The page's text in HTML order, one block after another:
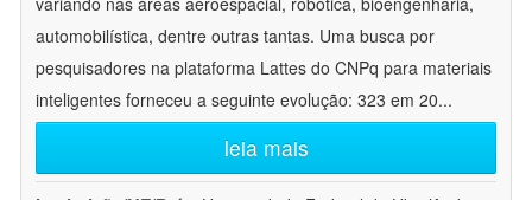
automobilística, dentre outras tantas. Uma busca por
pesquisadores na plataforma Lattes do CNPq para materiais
inteligentes forneceu a seguinte evolução: 323 em 20...
leia mais